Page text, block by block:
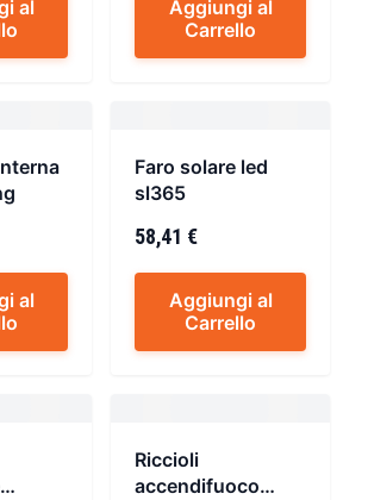
al
Aggiungi al
Carrello
al
Faro solare led
sl365
58,41 €
Aggiungi al
Carrello
Riccioli
accendifuoco